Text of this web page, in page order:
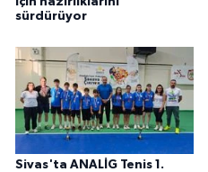
sürdürüyor
Sivas'ta ANALİG Tenis 1.